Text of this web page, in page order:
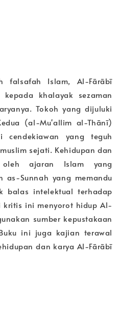
falsafah Islam, Al-Fārābī
khalayak sezaman
Tokoh yang dijuluki
(al-Mu'allim al-Thānī)
cendekiawan yang teguh
sejati. Kehidupan dan
oleh ajaran Islam yang
as-Sunnah yang memandu
balas intelektual terhadap
kritis ini menyorot hidup Al-
sumber kepustakaan
ini juga kajian terawal
dan karya Al-Fārābī